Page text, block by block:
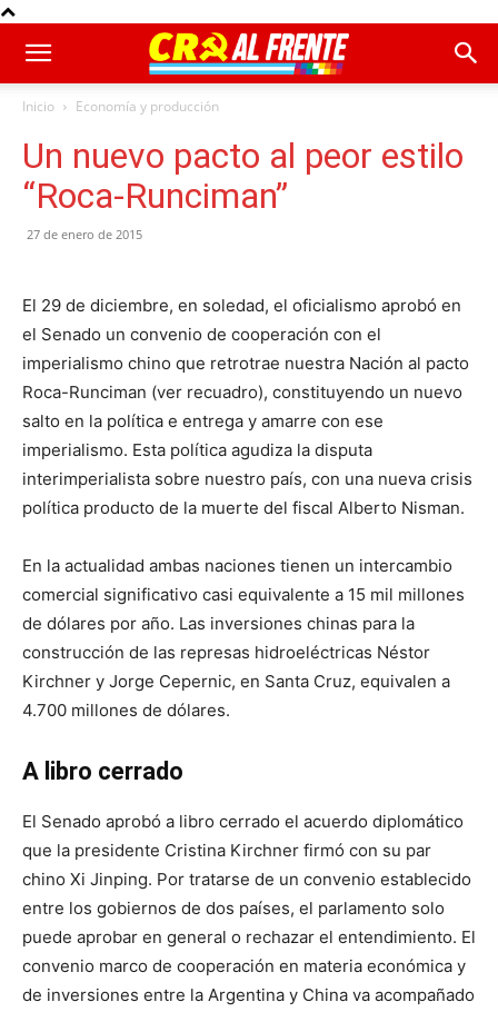
Inicio Economía y producción
Un nuevo pacto al peor estilo
“Roca-Runciman”
27 de enero de 2015
El 29 de diciembre, en soledad, el oficialismo aprobó en
el Senado un convenio de cooperación con el
imperialismo chino que retrotrae nuestra Nación al pacto
Roca-Runciman (ver recuadro), constituyendo un nuevo
salto en la política e entrega y amarre con ese
imperialismo. Esta política agudiza la disputa
interimperialista sobre nuestro país, con una nueva crisis
política producto de la muerte del fiscal Alberto Nisman.
En la actualidad ambas naciones tienen un intercambio
comercial significativo casi equivalente a 15 mil millones
de dólares por año. Las inversiones chinas para la
construcción de las represas hidroeléctricas Néstor
Kirchner y Jorge Cepernic, en Santa Cruz, equivalen a
4.700 millones de dólares.
A libro cerrado
El Senado aprobó a libro cerrado el acuerdo diplomático
que la presidente Cristina Kirchner firmó con su par
chino Xi Jinping. Por tratarse de un convenio establecido
entre los gobiernos de dos países, el parlamento solo
puede aprobar en general o rechazar el entendimiento. El
convenio marco de cooperación en materia económica y
de inversiones entre la Argentina y China va acompañado